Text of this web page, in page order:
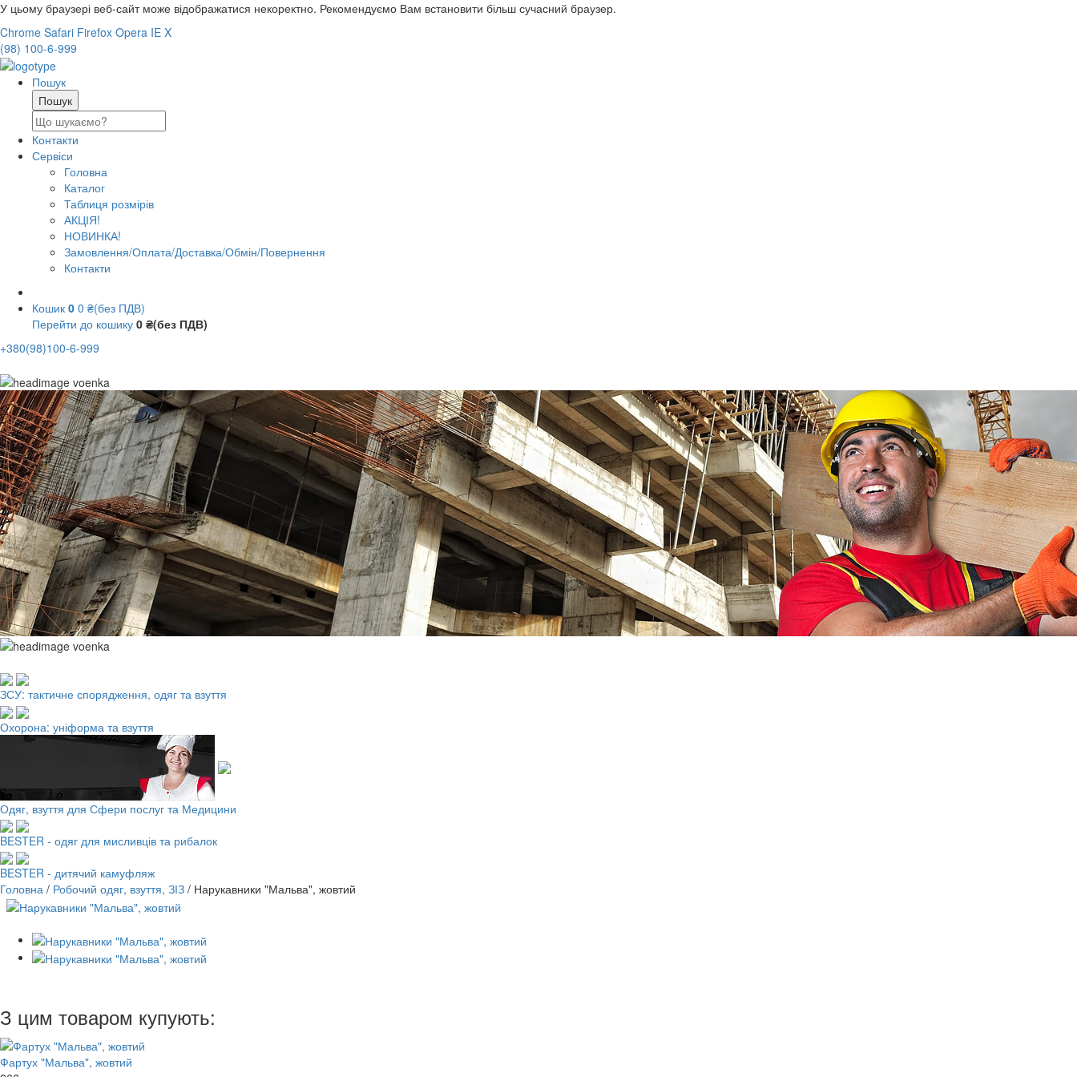
У цьому браузері веб-сайт може відображатися некоректно. Рекомендуємо Вам встановити більш сучасний браузер.
Chrome Safari Firefox Opera IE X
(98) 100-6-999
Пошук
Контакти
Сервіси
Головна
Каталог
Таблиця розмірів
АКЦІЯ!
НОВИНКА!
Замовлення/Оплата/Доставка/Обмін/Повернення
Контакти
Кошик 0 0 ₴(без ПДВ)
Перейти до кошику 0 ₴(без ПДВ)
+380(98)100-6-999
ЗСУ: тактичне спорядження, одяг та взуття
Охорона: уніформа та взуття
Одяг, взуття для Сфери послуг та Медицини
BESTER - одяг для мисливців та рибалок
BESTER - дитячий камуфляж
Головна / Робочий одяг, взуття, ЗІЗ / Нарукавники "Мальва", жовтий
З цим товаром купують:
Фартух "Мальва", жовтий